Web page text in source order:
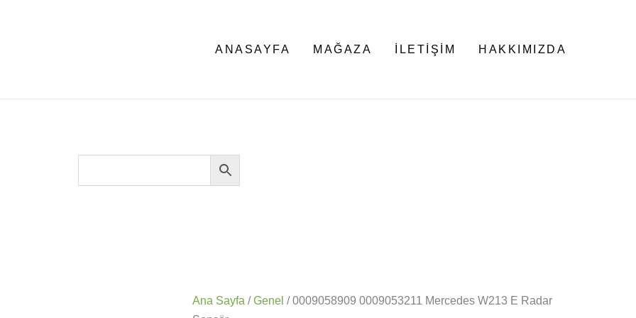
ANASAYFA
MAĞAZA İLETIŞIM HAKKIMIZDA
Ana Sayfa /Genel / 0009058909 0009053211 Mercedes W213 E Radar